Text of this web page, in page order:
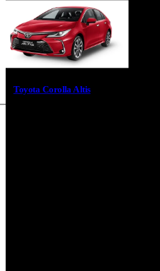
Toyota Corolla Altis